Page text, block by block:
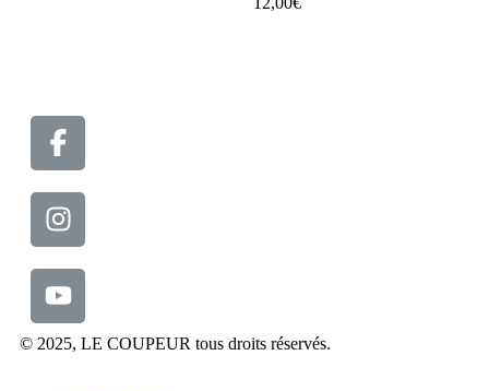
© 2025, LE COUPEUR tous droits réservés.